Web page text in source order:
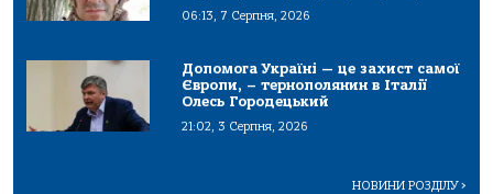
06:13, 7 Серпня, 2026
Допомога Україні — це захист самої
Європи, – тернополянин в Італії
Олесь Городецький
21:02, 3 Серпня, 2026
НОВИНИ РОЗДІЛУ>